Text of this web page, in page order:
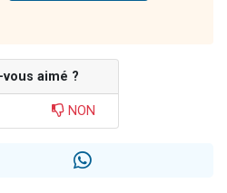
vous aimé ?
NON